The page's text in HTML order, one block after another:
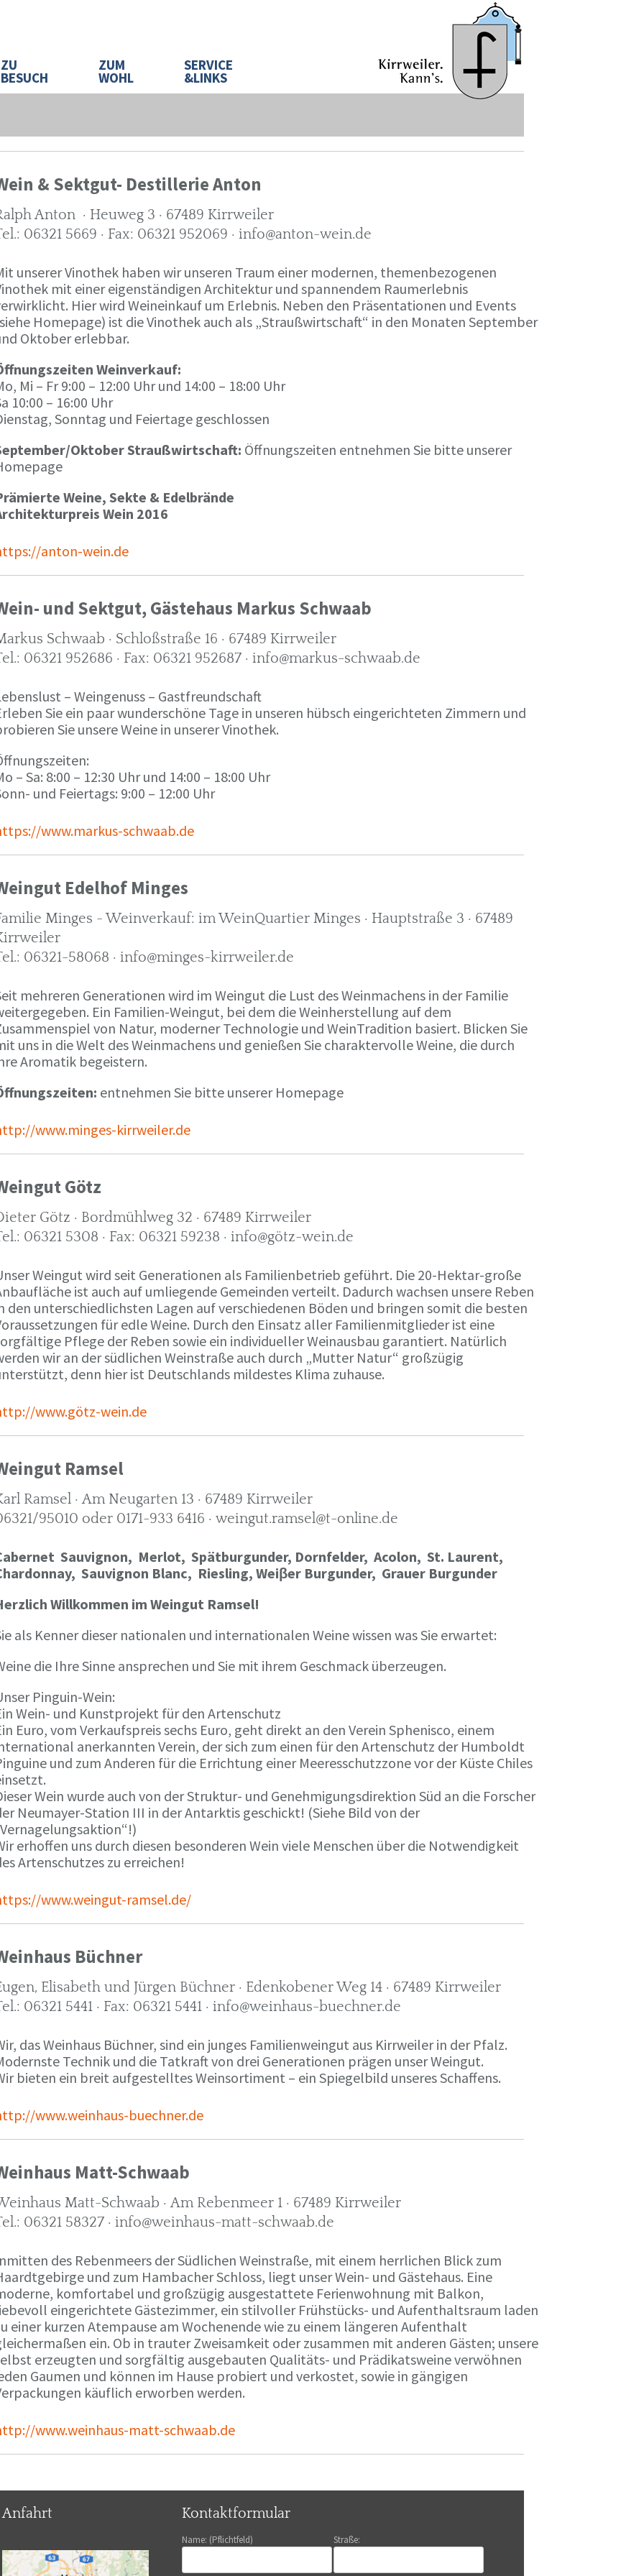
ZU
BESUCH
ZUM
WOHL
SERVICE
&LINKS
& Sektgut- Destillerie Anton
Anton · Heuweg 3 · 67489 Kirrweiler
06321 5669 · Fax: 06321 952069 · info@anton-wein.de
unserer Vinothek haben wir unseren Traum einer modernen, themenbezogenen
mit einer eigenständigen Architektur und spannendem Raumerlebnis
Hier wird Weineinkauf um Erlebnis. Neben den Präsentationen und Events
Homepage) ist die Vinothek auch als „Straußwirtschaft“ in den Monaten September
Oktober erlebbar.
Weinverkauf:
Mi – Fr 9:00 – 12:00 Uhr und 14:00 – 18:00 Uhr
10:00 – 16:00 Uhr
Sonntag und Feiertage geschlossen
Oktober Straußwirtschaft: Öffnungszeiten entnehmen Sie bitte unserer
Weine, Sekte & Edelbrände
Wein 2016
anton-wein.de
und Sektgut, Gästehaus Markus Schwaab
Schwaab · Schloßstraße 16 · 67489 Kirrweiler
06321 952686 · Fax: 06321 952687 · info@markus-schwaab.de
– Weingenuss – Gastfreundschaft
Sie ein paar wunderschöne Tage in unseren hübsch eingerichteten Zimmern und
Sie unsere Weine in unserer Vinothek.
– Sa: 8:00 – 12:30 Uhr und 14:00 – 18:00 Uhr
und Feiertags: 9:00 – 12:00 Uhr
www.markus-schwaab.de
Edelhof Minges
Minges - Weinverkauf: im WeinQuartier Minges · Hauptstraße 3 · 67489
06321-58068 · info@minges-kirrweiler.de
mehreren Generationen wird im Weingut die Lust des Weinmachens in der Familie
Ein Familien-Weingut, bei dem die Weinherstellung auf dem
von Natur, moderner Technologie und WeinTradition basiert. Blicken Sie
uns in die Welt des Weinmachens und genießen Sie charaktervolle Weine, die durch
Aromatik begeistern.
entnehmen Sie bitte unserer Homepage
www.minges-kirrweiler.de
Götz
Götz · Bordmühlweg 32 · 67489 Kirrweiler
06321 5308 · Fax: 06321 59238 · info@götz-wein.de
Weingut wird seit Generationen als Familienbetrieb geführt. Die 20-Hektar-große
ist auch auf umliegende Gemeinden verteilt. Dadurch wachsen unsere Reben
den unterschiedlichsten Lagen auf verschiedenen Böden und bringen somit die besten
für edle Weine. Durch den Einsatz aller Familienmitglieder ist eine
Pflege der Reben sowie ein individueller Weinausbau garantiert. Natürlich
wir an der südlichen Weinstraße auch durch „Mutter Natur“ großzügig
denn hier ist Deutschlands mildestes Klima zuhause.
www.götz-wein.de
Ramsel
Ramsel · Am Neugarten 13 · 67489 Kirrweiler
95010 oder 0171-933 6416 · weingut.ramsel@t-online.de
Sauvignon, Merlot, Spätburgunder, Dornfelder, Acolon, St. Laurent,
Sauvignon Blanc, Riesling, Weiβer Burgunder, Grauer Burgunder
Willkommen im Weingut Ramsel!
als Kenner dieser nationalen und internationalen Weine wissen was Sie erwartet:
die Ihre Sinne ansprechen und Sie mit ihrem Geschmack überzeugen.
Pinguin-Wein:
Wein- und Kunstprojekt für den Artenschutz
Euro, vom Verkaufspreis sechs Euro, geht direkt an den Verein Sphenisco, einem
anerkannten Verein, der sich zum einen für den Artenschutz der Humboldt
und zum Anderen für die Errichtung einer Meeresschutzzone vor der Küste Chiles
Wein wurde auch von der Struktur- und Genehmigungsdirektion Süd an die Forscher
Neumayer-Station III in der Antarktis geschickt! (Siehe Bild von der
erhoffen uns durch diesen besonderen Wein viele Menschen über die Notwendigkeit
Artenschutzes zu erreichen!
www.weingut-ramsel.de/
Büchner
Elisabeth und Jürgen Büchner · Edenkobener Weg 14 · 67489 Kirrweiler
06321 5441 · Fax: 06321 5441 · info@weinhaus-buechner.de
das Weinhaus Büchner, sind ein junges Familienweingut aus Kirrweiler in der Pfalz.
Technik und die Tatkraft von drei Generationen prägen unser Weingut.
bieten ein breit aufgestelltes Weinsortiment – ein Spiegelbild unseres Schaffens.
www.weinhaus-buechner.de
Matt-Schwaab
Matt-Schwaab · Am Rebenmeer 1 · 67489 Kirrweiler
06321 58327 · info@weinhaus-matt-schwaab.de
des Rebenmeers der Südlichen Weinstraße, mit einem herrlichen Blick zum
und zum Hambacher Schloss, liegt unser Wein- und Gästehaus. Eine
komfortabel und großzügig ausgestattete Ferienwohnung mit Balkon,
eingerichtete Gästezimmer, ein stilvoller Frühstücks- und Aufenthaltsraum laden
einer kurzen Atempause am Wochenende wie zu einem längeren Aufenthalt
ein. Ob in trauter Zweisamkeit oder zusammen mit anderen Gästen; unsere
erzeugten und sorgfältig ausgebauten Qualitäts- und Prädikatsweine verwöhnen
Gaumen und können im Hause probiert und verkostet, sowie in gängigen
käuflich erworben werden.
www.weinhaus-matt-schwaab.de
Anfahrt Kontaktformular
Name: (Pflichtfeld) Straße: